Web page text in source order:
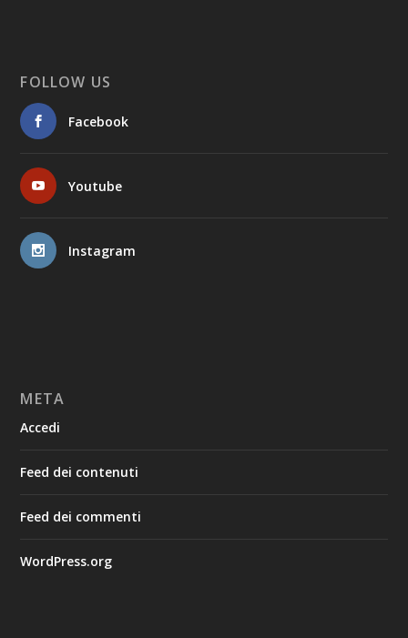
FOLLOW US
Facebook
Youtube
Instagram
META
Accedi
Feed dei contenuti
Feed dei commenti
WordPress.org